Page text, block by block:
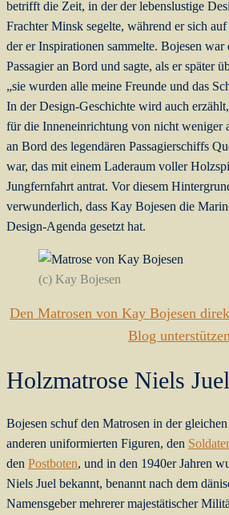
betrifft die Zeit, in der der lebenslustige
Frachter Minsk segelte, während er sich
der er Inspirationen sammelte. Bojesen war
Passagier an Bord und sagte, als er später
„sie wurden alle meine Freunde und das
In der Design-Geschichte wird auch
für die Inneneinrichtung von nicht weniger
an Bord des legendären Passagierschiffs
war, das mit einem Laderaum voller
Jungfernfahrt antrat. Vor diesem
verwunderlich, dass Kay Bojesen die
Design-Agenda gesetzt hat.
(c) Kay Bojesen
Den Matrosen von Kay Bojesen
Blog unterstützen
Holzmatrose Niels Juel
Bojesen schuf den Matrosen in der
anderen uniformierten Figuren, den
den Postboten, und in den 1940er Jahren
Niels Juel bekannt, benannt nach dem
Namensgeber mehrerer majestätischer